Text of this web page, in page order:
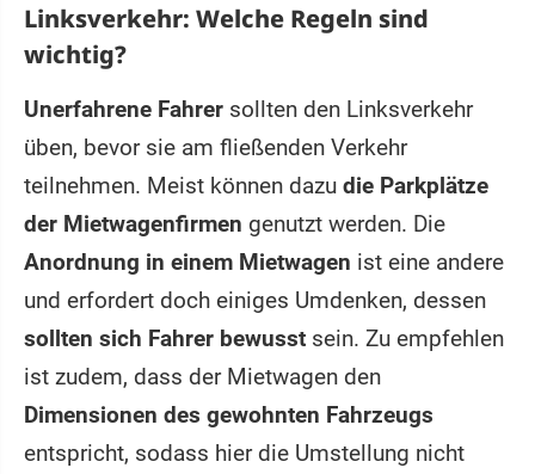
Linksverkehr: Welche Regeln sind
wichtig?
Unerfahrene Fahrer sollten den Linksverkehr
üben, bevor sie am fließenden Verkehr
teilnehmen. Meist können dazu die Parkplätze
der Mietwagenfirmen genutzt werden. Die
Anordnung in einem Mietwagen ist eine andere
und erfordert doch einiges Umdenken, dessen
sollten sich Fahrer bewusst sein. Zu empfehlen
ist zudem, dass der Mietwagen den
Dimensionen des gewohnten Fahrzeugs
entspricht, sodass hier die Umstellung nicht